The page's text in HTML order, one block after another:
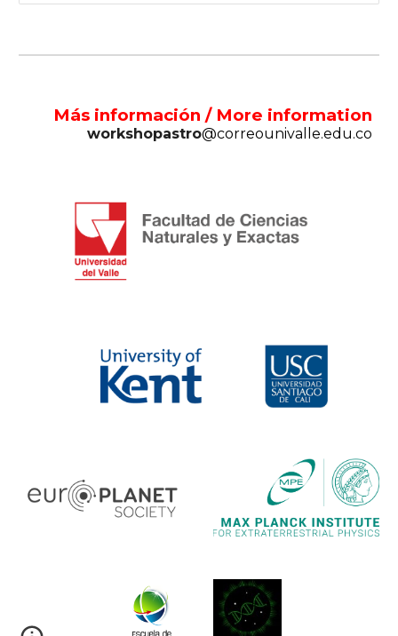
Más información / More information
workshopastro@correounivalle.edu.co